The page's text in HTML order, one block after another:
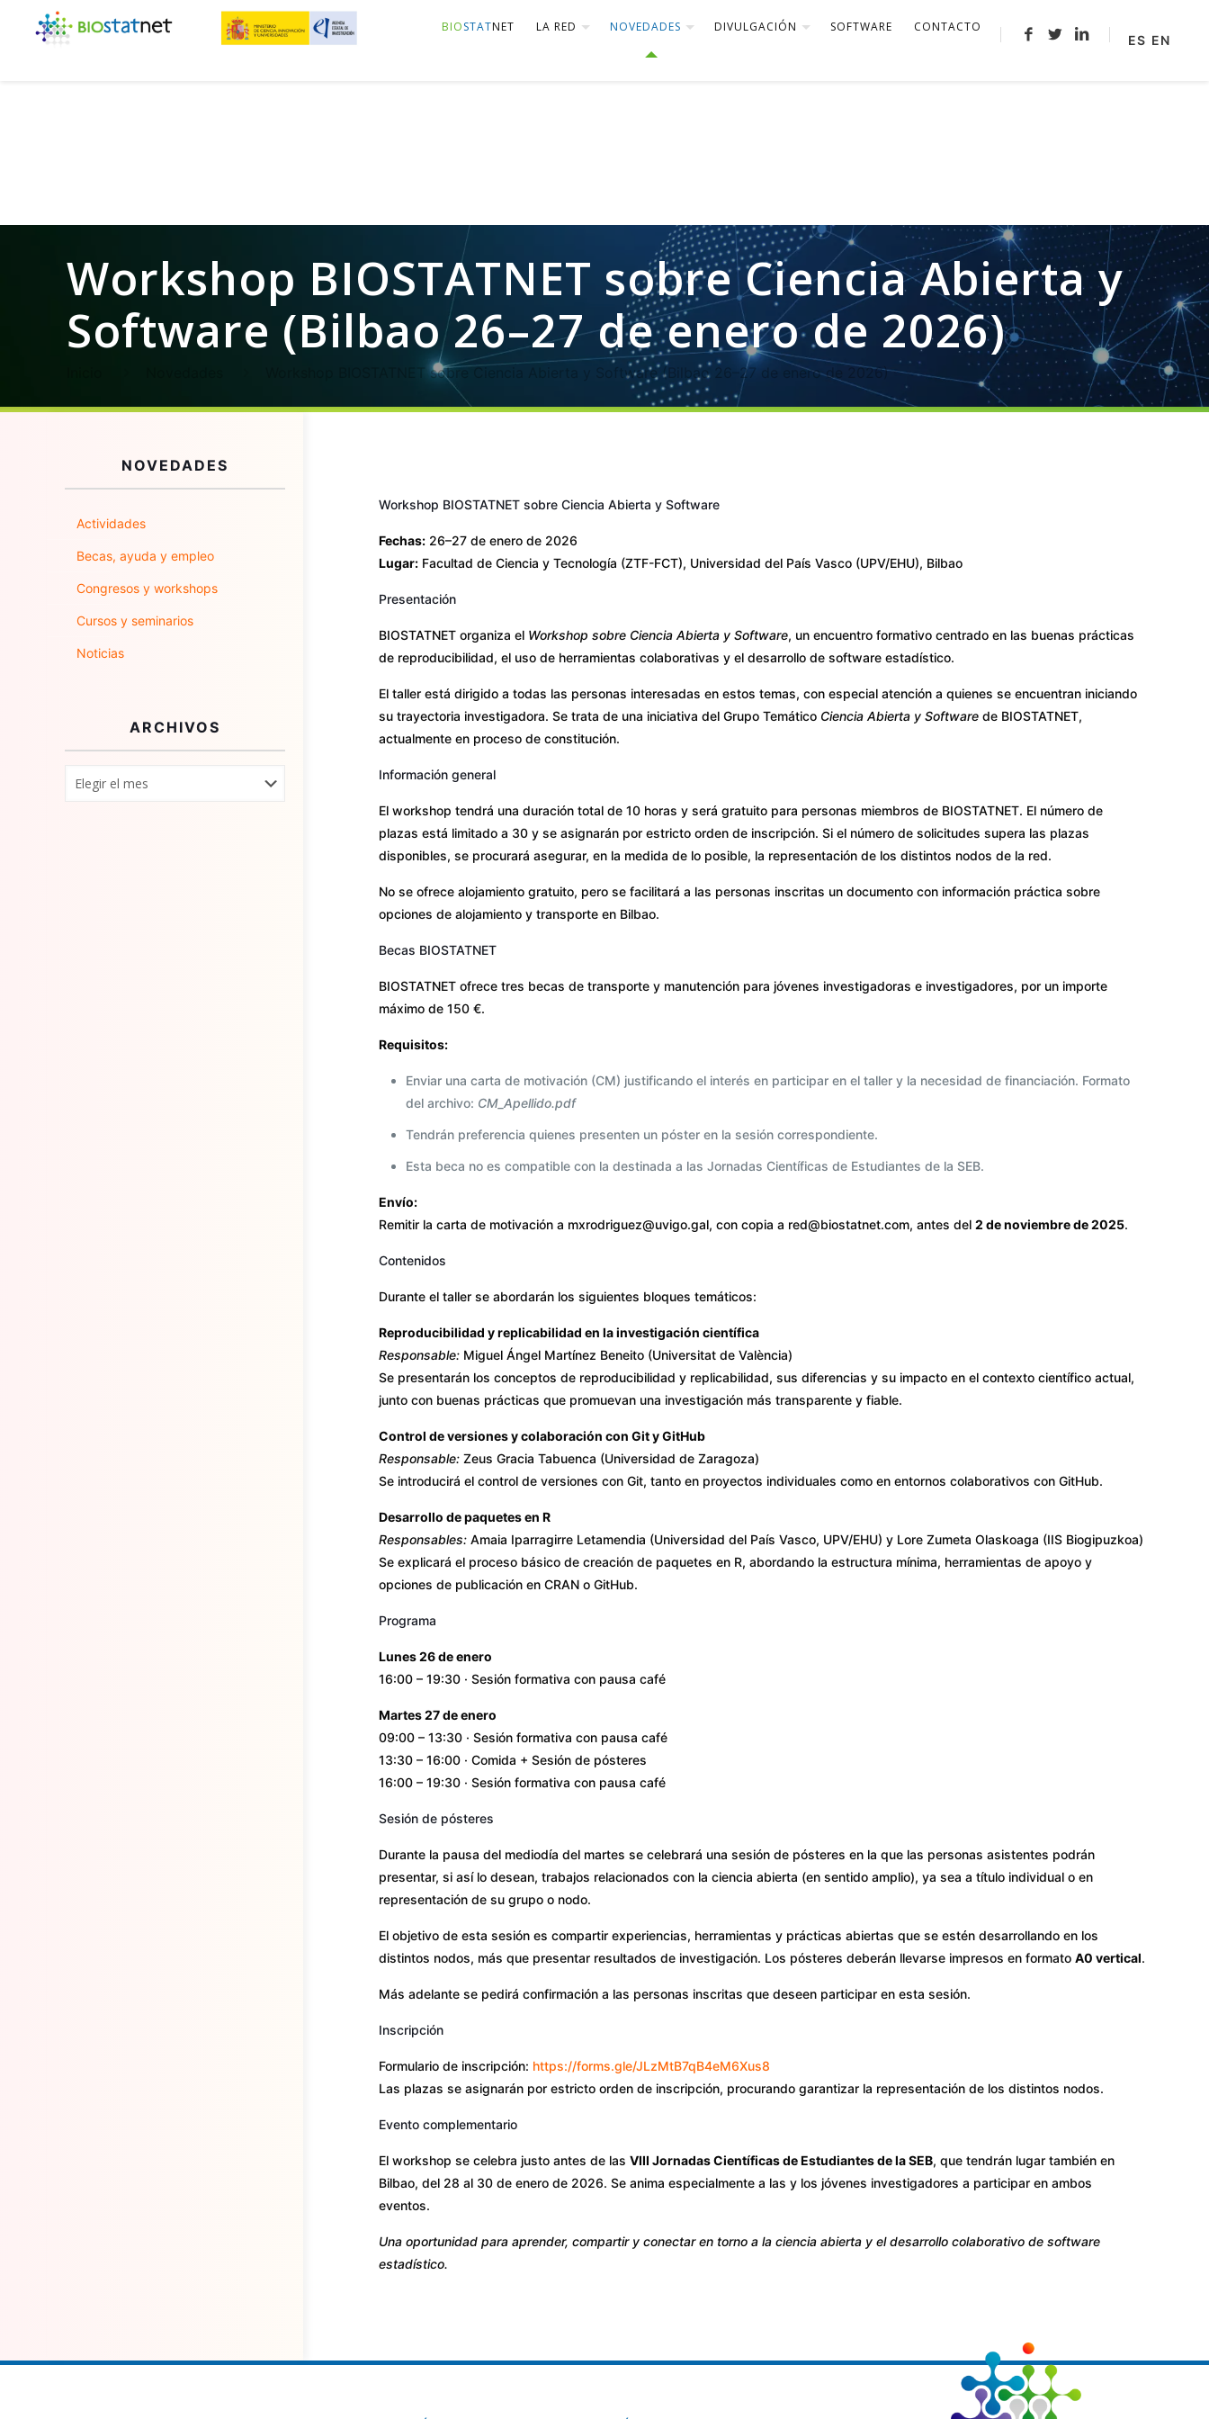
BIOSTATNET LA RED NOVEDADES DIVULGACIÓN SOFTWARE
CONTACTO
ES EN
Workshop BIOSTATNET sobre Ciencia Abierta y
Software (Bilbao 26–27 de enero de 2026)
Workshop BIOSTATNET sobre Ciencia Abierta y Software (Bilbao 26–27 de enero de 2026)
Workshop BIOSTATNET sobre Ciencia Abierta y Software
Fechas:26–27 de enero de 2026
Lugar:Facultad de Ciencia y Tecnología (ZTF-FCT), Universidad del País Vasco (UPV/EHU), Bilbao
Presentación
BIOSTATNET organiza el Workshop sobre Ciencia Abierta y Software, un encuentro formativo centrado en las buenas prácticas
de reproducibilidad, el uso de herramientas colaborativas y el desarrollo de software estadístico.
El taller está dirigido a todas las personas interesadas en estos temas, con especial atención a quienes se encuentran iniciando
su trayectoria investigadora. Se trata de una iniciativa del Grupo Temático Ciencia Abierta y Softwarede BIOSTATNET,
actualmente en proceso de constitución.
Información general
El workshop tendrá una duración total de 10 horas y será gratuito para personas miembros de BIOSTATNET. El número de
plazas está limitado a 30 y se asignarán por estricto orden de inscripción. Si el número de solicitudes supera las plazas
disponibles, se procurará asegurar, en la medida de lo posible, la representación de los distintos nodos de la red.
No se ofrece alojamiento gratuito, pero se facilitará a las personas inscritas un documento con información práctica sobre
opciones de alojamiento y transporte en Bilbao.
Becas BIOSTATNET
BIOSTATNET ofrece tres becas de transporte y manutención para jóvenes investigadoras e investigadores, por un importe
máximo de 150 €.
Requisitos:
Enviar una carta de motivación (CM) justificando el interés en participar en el taller y la necesidad de financiación. Formato
del archivo: CM_Apellido.pdf
Tendrán preferencia quienes presenten un póster en la sesión correspondiente.
Esta beca no es compatible con la destinada a las Jornadas Científicas de Estudiantes de la SEB.
Envío:
Remitir la carta de motivación a mxrodriguez@uvigo.gal, con copia a red@biostatnet.com, antes del 2 de noviembre de 2025.
Contenidos
Durante el taller se abordarán los siguientes bloques temáticos:
Reproducibilidad y replicabilidad en la investigación científica
Responsable:Miguel Ángel Martínez Beneito (Universitat de València)
Se presentarán los conceptos de reproducibilidad y replicabilidad, sus diferencias y su impacto en el contexto científico actual,
junto con buenas prácticas que promuevan una investigación más transparente y fiable.
Control de versiones y colaboración con Git y GitHub
Responsable:Zeus Gracia Tabuenca (Universidad de Zaragoza)
Se introducirá el control de versiones con Git, tanto en proyectos individuales como en entornos colaborativos con GitHub.
Desarrollo de paquetes en R
Responsables:Amaia Iparragirre Letamendia (Universidad del País Vasco, UPV/EHU) y Lore Zumeta Olaskoaga (IIS Biogipuzkoa)
Se explicará el proceso básico de creación de paquetes en R, abordando la estructura mínima, herramientas de apoyo y
opciones de publicación en CRAN o GitHub.
Programa
Lunes 26 de enero
16:00 – 19:30 · Sesión formativa con pausa café
Martes 27 de enero
09:00 – 13:30 · Sesión formativa con pausa café
13:30 – 16:00 · Comida + Sesión de pósteres
16:00 – 19:30 · Sesión formativa con pausa café
Sesión de pósteres
Durante la pausa del mediodía del martes se celebrará una sesión de pósteres en la que las personas asistentes podrán
presentar, si así lo desean, trabajos relacionados con la ciencia abierta (en sentido amplio), ya sea a título individual o en
representación de su grupo o nodo.
El objetivo de esta sesión es compartir experiencias, herramientas y prácticas abiertas que se estén desarrollando en los
distintos nodos, más que presentar resultados de investigación. Los pósteres deberán llevarse impresos en formato A0 vertical.
Más adelante se pedirá confirmación a las personas inscritas que deseen participar en esta sesión.
Inscripción
Formulario de inscripción: https://forms.gle/JLzMtB7qB4eM6Xus8
Las plazas se asignarán por estricto orden de inscripción, procurando garantizar la representación de los distintos nodos.
Evento complementario
El workshop se celebra justo antes de las VIII Jornadas Científicas de Estudiantes de la SEB, que tendrán lugar también en
Bilbao, del 28 al 30 de enero de 2026. Se anima especialmente a las y los jóvenes investigadores a participar en ambos
eventos.
Una oportunidad para aprender, compartir y conectar en torno a la ciencia abierta y el desarrollo colaborativo de software
estadístico.
NOVEDADES
Actividades
Becas, ayuda y empleo
Congresos y workshops
Cursos y seminarios
Noticias
ARCHIVOS